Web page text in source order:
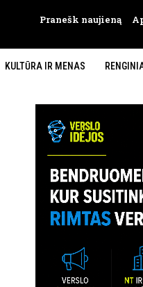
Pranešk naujieną
KULTŪRA IR MENAS